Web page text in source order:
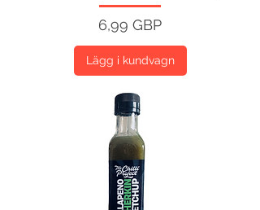
Pris
6,99 GBP
Lägg i kundvagn